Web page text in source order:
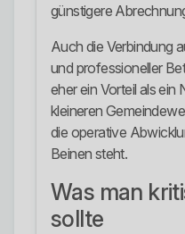
günstigere
Auch die Verbindung
und professioneller
eher ein Vorteil als ein
kleineren
die operative
Beinen steht.
Was man
sollte